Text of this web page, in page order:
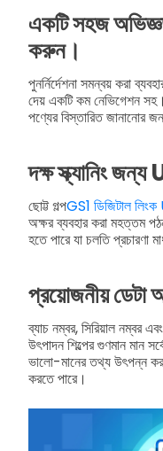
একটি সহজ
করুন।
পুনর্নির্দেশনা সমন্বয় করা
দেয় একটি কম নেভিগেশন সহ।
পণ্যের বিস্তারিত
দক্ষ স্ক্যানিং
ছোট্ট গল্পGS1 ডিজিটাল
অক্ষর ব্যবহার করা মহত্তম
হতে পারে যা চলতি প্রচারণা
প্রয়োজনীয়
ব্যাচ নম্বর, সিরিয়াল নম্বর
উৎপাদন শিল্পের গুণমান মান
ভালো-মানের তথ্য উৎপন্ন
করতে পারে।